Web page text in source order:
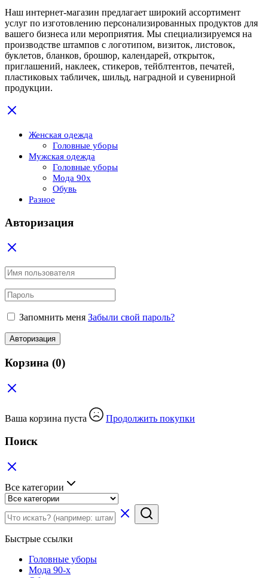
Наш интернет-магазин предлагает широкий ассортимент
услуг по изготовлению персонализированных продуктов для
вашего бизнеса или мероприятия. Мы специализируемся на
производстве штампов с логотипом, визиток, листовок,
буклетов, бланков, брошюр, календарей, открыток,
приглашений, наклеек, стикеров, тейблтентов, печатей,
пластиковых табличек, шильд, наградной и сувенирной
продукции.
Женская одежда
Головные уборы
Мужская одежда
Головные уборы
Мода 90x
Обувь
Разное
Авторизация
Запомнить меня Забыли свой пароль?
Авторизация
Корзина (0)
Ваша корзина пуста Продолжить покупки
Поиск
Все категории
Быстрые ссылки
Головные уборы
Мода 90-х